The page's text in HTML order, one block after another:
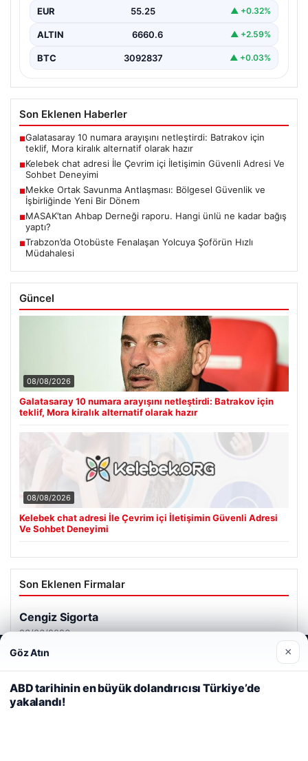
EUR 55.25 ▲ +0.32%
ALTIN 6660.6 ▲ +2.59%
BTC 3092837 ▲ +0.03%
Son Eklenen Haberler
■Galatasaray 10 numara arayışını netleştirdi: Batrakov için
teklif, Mora kiralık alternatif olarak hazır
■Kelebek chat adresi İle Çevrim içi İletişimin Güvenli Adresi Ve
Sohbet Deneyimi
■Mekke Ortak Savunma Antlaşması: Bölgesel Güvenlik ve
İşbirliğinde Yeni Bir Dönem
■MASAK’tan Ahbap Derneği raporu. Hangi ünlü ne kadar bağış
yaptı?
■Trabzon’da Otobüste Fenalaşan Yolcuya Şoförün Hızlı
Müdahalesi
Güncel
08/08/2026
Galatasaray 10 numara arayışını netleştirdi: Batrakov için
teklif, Mora kiralık alternatif olarak hazır
08/08/2026
Kelebek chat adresi İle Çevrim içi İletişimin Güvenli Adresi
Ve Sohbet Deneyimi
Son Eklenen Firmalar
Cengiz Sigorta
23/06/2026
Web sitemizi nasıl kullandığınızı daha iyi anlayabilmek,
deneyiminizi kişiselleştirmek ve geliştirmek amacıyla çerezler
kullanıyoruz. Çerez Politikamız
Reddet
Göz Atın ×
ABD tarihinin en büyük dolandırıcısı Türkiye’de
yakalandı!